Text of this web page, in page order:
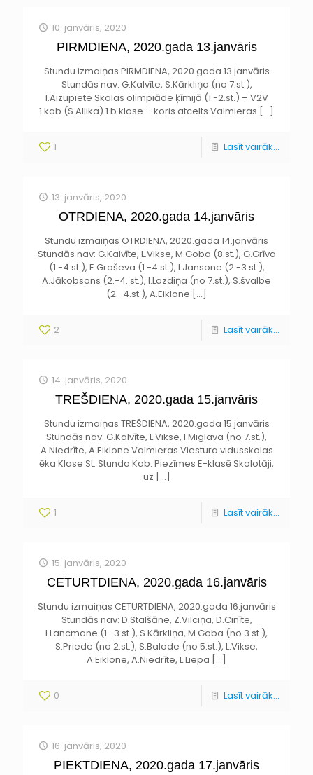
10. janvāris, 2020
PIRMDIENA, 2020.gada 13.janvāris
Stundu izmaiņas PIRMDIENA, 2020.gada 13.janvāris
Stundās nav: G.Kalvīte, S.Kārkliņa (no 7.st.),
I.Aizupiete Skolas olimpiāde ķīmijā (1.-2.st.) – V2V
1.kab (S.Allika) 1.b klase – koris atcelts Valmieras […]
1 Lasīt vairāk...
13. janvāris, 2020
OTRDIENA, 2020.gada 14.janvāris
Stundu izmaiņas OTRDIENA, 2020.gada 14.janvāris
Stundās nav: G.Kalvīte, L.Vikse, M.Goba (8.st.), G.Grīva
(1.-4.st.), E.Groševa (1.-4.st.), I.Jansone (2.-3.st.),
A.Jākobsons (2.-4. st.), I.Lazdiņa (no 7.st.), S.švalbe
(2.-4.st.), A.Eiklone […]
2 Lasīt vairāk...
14. janvāris, 2020
TREŠDIENA, 2020.gada 15.janvāris
Stundu izmaiņas TREŠDIENA, 2020.gada 15.janvāris
Stundās nav: G.Kalvīte, L.Vikse, I.Miglava (no 7.st.),
A.Niedrīte, A.Eiklone Valmieras Viestura vidusskolas
ēka Klase St. Stunda Kab. Piezīmes E-klasē Skolotāji,
uz […]
1 Lasīt vairāk...
15. janvāris, 2020
CETURTDIENA, 2020.gada 16.janvāris
Stundu izmaiņas CETURTDIENA, 2020.gada 16.janvāris
Stundās nav: D.Stalšāne, Z.Vilciņa, D.Cinīte,
I.Lancmane (1.-3.st.), S.Kārkliņa, M.Goba (no 3.st.),
S.Priede (no 2.st.), S.Balode (no 5.st.), L.Vikse,
A.Eiklone, A.Niedrīte, L.Liepa […]
0 Lasīt vairāk...
16. janvāris, 2020
PIEKTDIENA, 2020.gada 17.janvāris